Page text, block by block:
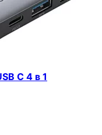
C 4 в 1